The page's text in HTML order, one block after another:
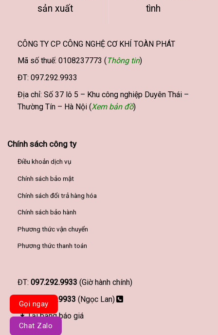
sản xuất
tình
CÔNG TY CP CÔNG NGHỆ CƠ KHÍ TOÀN PHÁT
Mã số thuế: 0108237773 ( Thông tin)
ĐT: 097.292.9933
Địa chỉ: Số 37 lô 5 – Khu công nghiệp Duyên Thái –
Thường Tín – Hà Nội (Xem bản đồ)
Chính sách công ty
Điều khoản dịch vụ
Chính sách bảo mật
Chính sách đổi trả hàng hóa
Chính sách bảo hành
Phương thức vận chuyển
Phương thức thanh toán
ĐT: 097.292.9933 (Giờ hành chính)
097.292.9933 (Ngọc Lan)
Tải bảng báo giá
Gọi ngay
Chat Zalo